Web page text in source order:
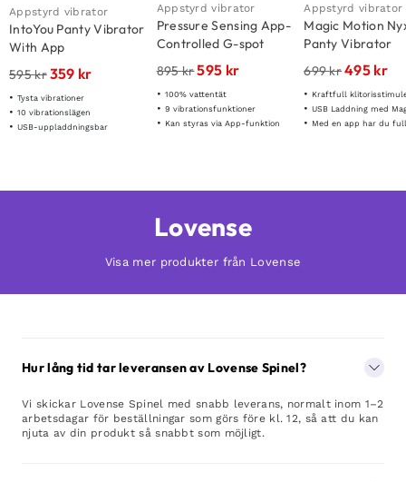
Appstyrd vibrator
IntoYou Panty Vibrator
With App
595kr359 kr
Tysta vibrationer
10 vibrationslägen
USB-uppladdningsbar
Appstyrd vibrator
Pressure Sensing App-
Controlled G-spot
Vibrator
895kr595 kr
100% vattentät
9 vibrationsfunktioner
Kan styras via App-funktion
Appstyrd vibrator
Magic Motion
Panty Vibrator
699kr495 kr
Kraftfull
USB Laddning med Magnet kontakt för
Med en app har du full kontroll
Lovense
Visa mer produkter från Lovense
Hur lång tid tar leveransen av Lovense Spinel?
Vi skickar Lovense Spinel med snabb leverans, normalt inom 1–2
arbetsdagar för beställningar som görs före kl. 12, så att du kan
njuta av din produkt så snabbt som möjligt.